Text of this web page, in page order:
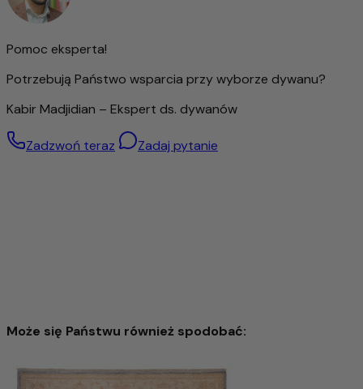
Ten dywan to nie tylko wysokiej jakości akcesoria do domu,
sposób łączy naturalność, jakość i tradycję.
Pomoc eksperta!
Potrzebują Państwo wsparcia przy wyborze dywanu?
Kabir Madjidian – Ekspert ds. dywanów
Zadzwoń teraz Zadaj pytanie
Może się Państwu również spodobać: